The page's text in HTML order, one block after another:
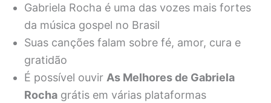
Gabriela Rocha é uma das vozes mais fortes
da música gospel no Brasil
Suas canções falam sobre fé, amor, cura e
gratidão
É possível ouvir As Melhores de Gabriela
Rocha grátis em várias plataformas